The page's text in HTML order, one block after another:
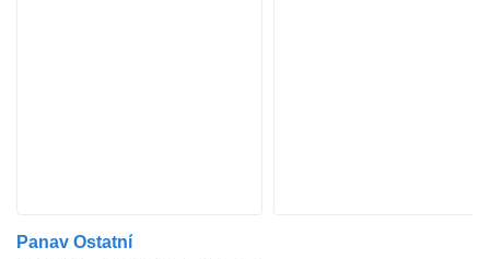
Panav Ostatní